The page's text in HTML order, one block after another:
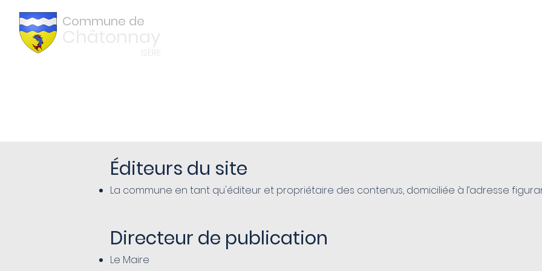
Commune de
Éditeurs du site
La commune en tant qu'éditeur et propriétaire des contenus, domiciliée à l’adresse
Directeur de publication
Le Maire